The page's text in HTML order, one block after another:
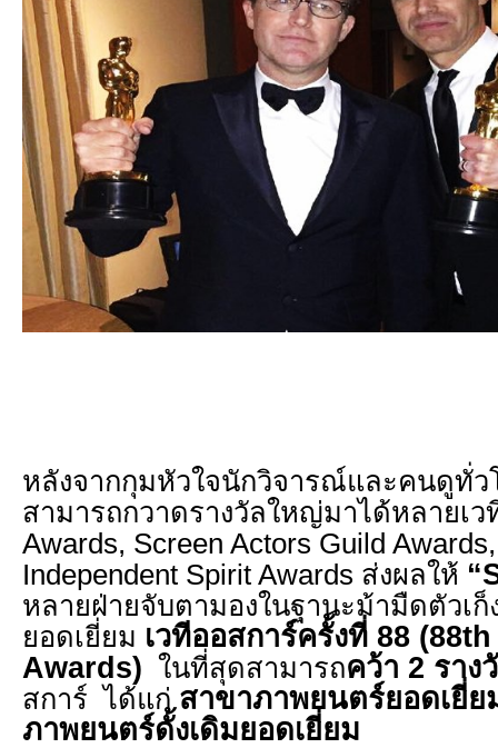
หลังจากกุมหัวใจนักวิจารณ์และคนดูทั่
สามารถกวาดรางวัลใหญ่มาได้หลายเ
Awards, Screen Actors Guild
Independent Spirit Awards ส่งผลให้
หลายฝ่ายจับตามองในฐานะม้ามืดตัวเ
ยอดเยี่ยม เวทีออสการ์ครั้งที่ 88 (88th
Awards) ในที่สุดสามารถคว้า 2 ราง
สการ์ ได้แก่สาขาภาพยนตร์ยอดเยี่ย
ภาพยนตร์ดั้งเดิมยอดเยี่ยม